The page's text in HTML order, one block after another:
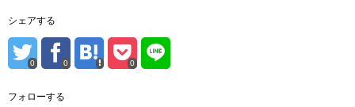
シェアする
0 0 0
フォローする